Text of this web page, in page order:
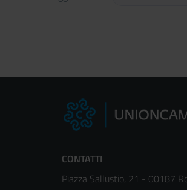
CONTATTI
Piazza Sallustio, 21 - 00187